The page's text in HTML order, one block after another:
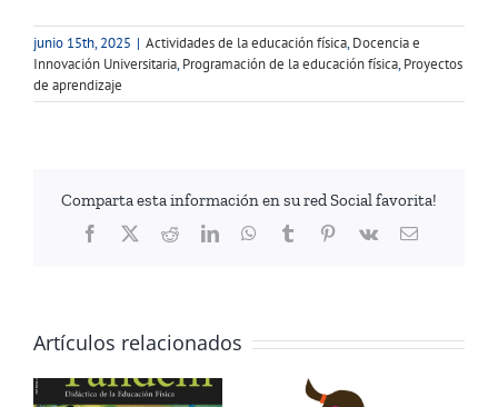
junio 15th, 2025 | Actividades de la educación física,Docencia e
Innovación Universitaria,Programación de la educación física,Proyectos
de aprendizaje
Comparta esta información en su red Social favorita!
Facebook
TwitterRedditLinkedInWhatsApp
TumblrPinterest
Vk
Correo
Artículos relacionados